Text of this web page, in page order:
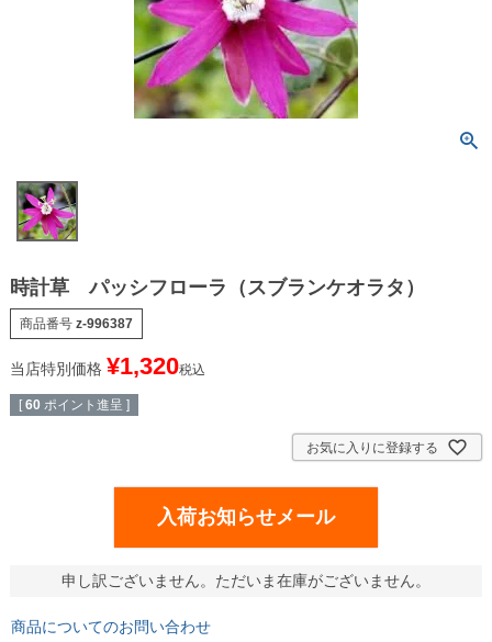
時計草 パッシフローラ（スブランケオラタ）
商品番号 z-996387
当店特別価格 ¥1,320税込
[ 60 ポイント進呈 ]
お気に入りに登録する
入荷お知らせメール
申し訳ございません。ただいま在庫がございません。
商品についてのお問い合わせ